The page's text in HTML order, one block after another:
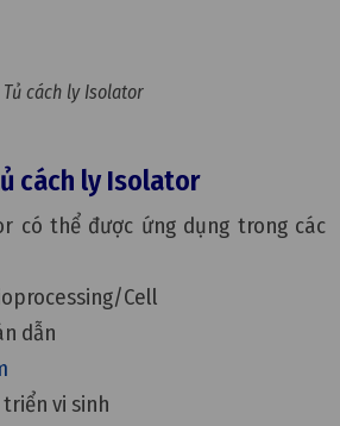
Tủ cách ly Isolator
cách ly Isolator
có thể được ứng dụng trong các
Cell
dẫn
vi sinh